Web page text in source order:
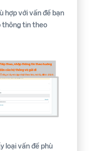
hợp với vấn đề bạn
thông tin theo
loại vấn đề phù